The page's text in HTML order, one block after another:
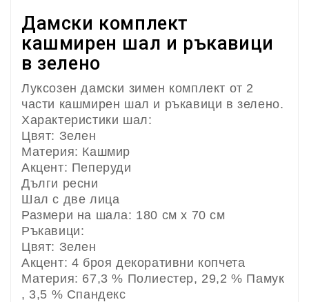
Дамски комплект
кашмирен шал и ръкавици
в зелено
Луксозен дамски зимен комплект от 2
части кашмирен шал и ръкавици в зелено.
Характеристики шал:
Цвят: Зелен
Материя: Кашмир
Акцент: Пеперуди
Дълги ресни
Шал с две лица
Размери на шала: 180 см x 70 см
Ръкавици:
Цвят: Зелен
Акцент: 4 броя декоративни копчета
Материя: 67,3 % Полиестер, 29,2 % Памук
, 3,5 % Спандекс